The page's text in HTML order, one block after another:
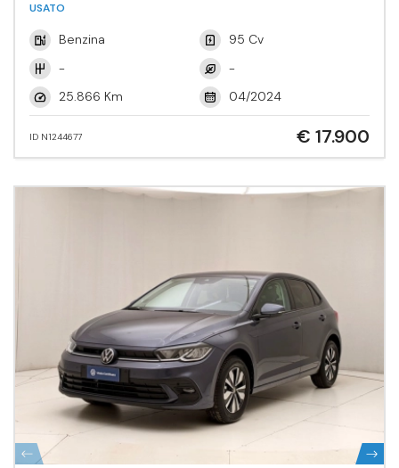
USATO
Benzina
95 Cv
-
-
25.866 Km
04/2024
ID N1244677 € 17.900